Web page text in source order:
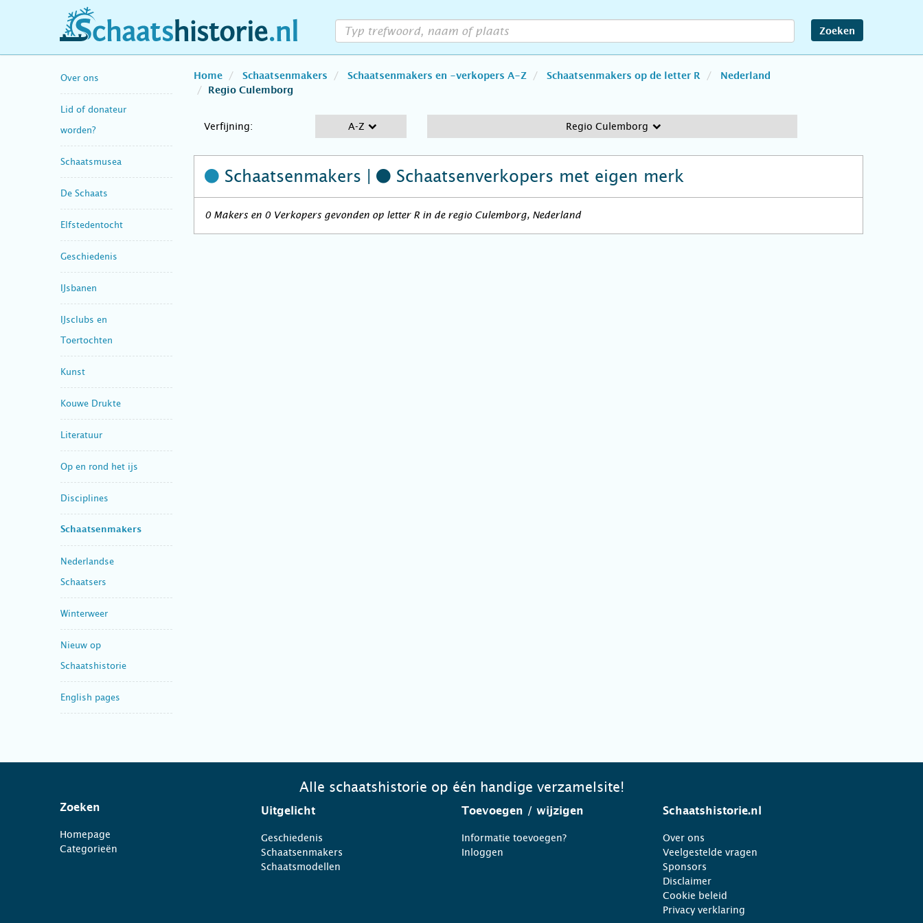
schaatshistorie.nl Zoeken
Over ons
Lid of donateur
worden?
Schaatsmusea
De Schaats
Elfstedentocht
Geschiedenis
IJsbanen
IJsclubs en
Toertochten
Kunst
Kouwe Drukte
Literatuur
Op en rond het ijs
Disciplines
Schaatsenmakers
Nederlandse
Schaatsers
Winterweer
Nieuw op
Schaatshistorie
English pages
Home Schaatsenmakers Schaatsenmakers en -verkopers A-Z Schaatsenmakers op de letter R
Nederland
Regio Culemborg
Verfijning: A-Z Regio Culemborg
Schaatsenmakers | Schaatsenverkopers met eigen merk
0 Makers en 0 Verkopers gevonden op letter R in de regio Culemborg, Nederland
Alle schaatshistorie op één handige verzamelsite!
Zoeken
Homepage
Categorieën
Uitgelicht
Geschiedenis
Schaatsenmakers
Schaatsmodellen
Toevoegen / wijzigen
Informatie toevoegen?
Inloggen
Schaatshistorie.nl
Over ons
Veelgestelde vragen
Sponsors
Disclaimer
Cookie beleid
Privacy verklaring